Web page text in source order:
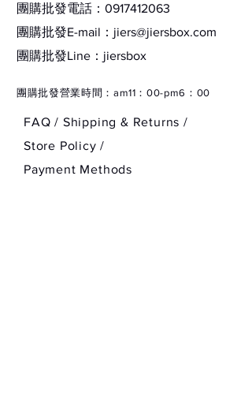
團購批發電話：0917412063
團購批發E-mail： jiers@jiersbox.com
​團購批發Line：jiersbox
​團購批發營業時間：am11：00-pm6：00
FAQ / Shipping & Returns /
Store Policy/
Payment Methods